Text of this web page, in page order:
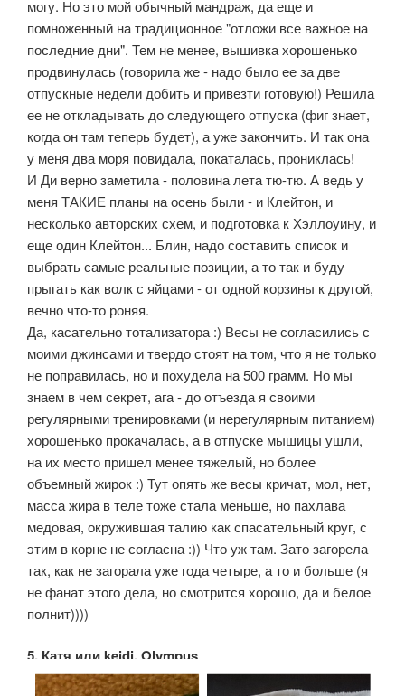
могу. Но это мой обычный мандраж, да еще и
помноженный на традиционное "отложи все важное на
последние дни". Тем не менее, вышивка хорошенько
продвинулась (говорила же - надо было ее за две
отпускные недели добить и привезти готовую!) Решила
ее не откладывать до следующего отпуска (фиг знает,
когда он там теперь будет), а уже закончить. И так она
у меня два моря повидала, покаталась, прониклась!
И Ди верно заметила - половина лета тю-тю. А ведь у
меня ТАКИЕ планы на осень были - и Клейтон, и
несколько авторских схем, и подготовка к Хэллоуину, и
еще один Клейтон... Блин, надо составить список и
выбрать самые реальные позиции, а то так и буду
прыгать как волк с яйцами - от одной корзины к другой,
вечно что-то роняя.
Да, касательно тотализатора :) Весы не согласились с
моими джинсами и твердо стоят на том, что я не только
не поправилась, но и похудела на 500 грамм. Но мы
знаем в чем секрет, ага - до отъезда я своими
регулярными тренировками (и нерегулярным питанием)
хорошенько прокачалась, а в отпуске мышицы ушли,
на их место пришел менее тяжелый, но более
объемный жирок :) Тут опять же весы кричат, мол, нет,
масса жира в теле тоже стала меньше, но пахлава
медовая, окружившая талию как спасательный круг, с
этим в корне не согласна :)) Что уж там. Зато загорела
так, как не загорала уже года четыре, а то и больше (я
не фанат этого дела, но смотрится хорошо, да и белое
полнит))))
5. Катя или keidi, Olympus